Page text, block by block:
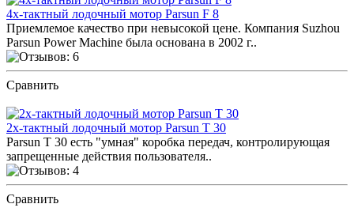
4х-тактный лодочный мотор Parsun F 8
Приемлемое качество при невысокой цене. Компания Suzhou
Parsun Power Machine была основана в 2002 г..
Сравнить
2х-тактный лодочный мотор Parsun T 30
Parsun T 30 есть "умная" коробка передач, контролирующая
запрещенные действия пользователя..
Сравнить